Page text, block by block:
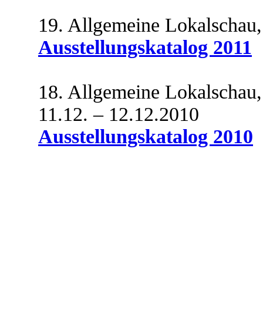
19. Allgemeine
Ausstellungskatalog 2011
18. Allgemeine
11.12. – 12.12.2010
Ausstellungskatalog 2010